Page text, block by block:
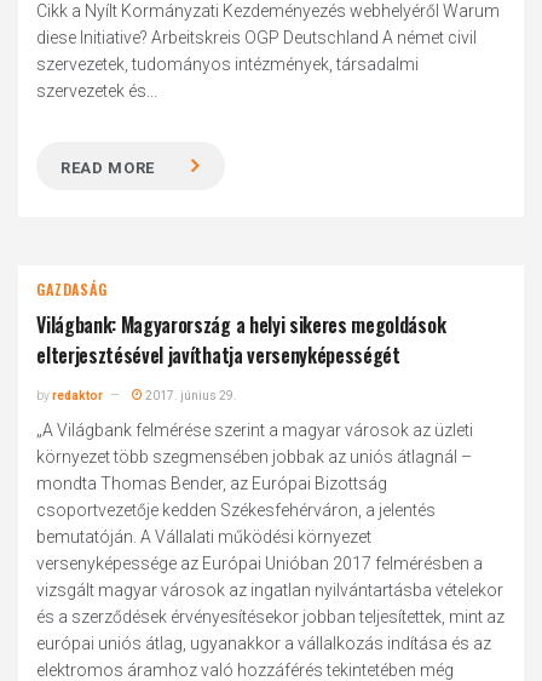
Cikk a Nyílt Kormányzati Kezdeményezés webhelyéről Warum
diese Initiative? Arbeitskreis OGP Deutschland A német civil
szervezetek, tudományos intézmények, társadalmi
szervezetek és...
READ MORE
GAZDASÁG
Világbank: Magyarország a helyi sikeres megoldások
elterjesztésével javíthatja versenyképességét
byredaktor 2017. június 29.
„A Világbank felmérése szerint a magyar városok az üzleti
környezet több szegmensében jobbak az uniós átlagnál –
mondta Thomas Bender, az Európai Bizottság
csoportvezetője kedden Székesfehérváron, a jelentés
bemutatóján. A Vállalati működési környezet
versenyképessége az Európai Unióban 2017 felmérésben a
vizsgált magyar városok az ingatlan nyilvántartásba vételekor
és a szerződések érvényesítésekor jobban teljesítettek, mint az
európai uniós átlag, ugyanakkor a vállalkozás indítása és az
elektromos áramhoz való hozzáférés tekintetében még